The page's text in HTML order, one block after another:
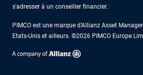
s'adresser à un conseiller financier.
PIMCO est une marque d’Allianz Asset
Etats-Unis et ailleurs. ©2026 PIMCO Europe